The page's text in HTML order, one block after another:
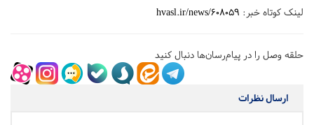
لینک کوتاه خبر: hvasl.ir/news/608059
حلقه وصل را در پیام‌رسان‌ها دنبال کنید
ارسال نظرات